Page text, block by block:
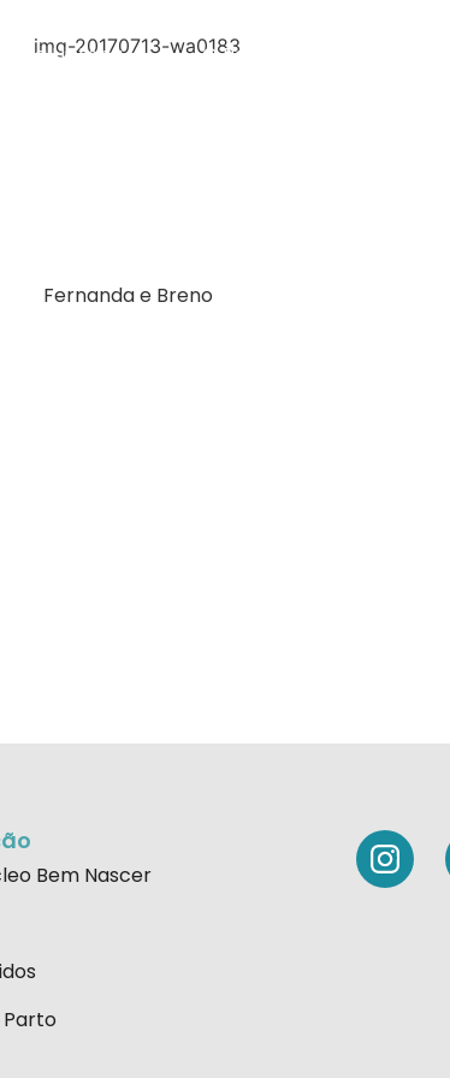
Nossa História O Parto
Fernanda e Breno
Bem Nascer